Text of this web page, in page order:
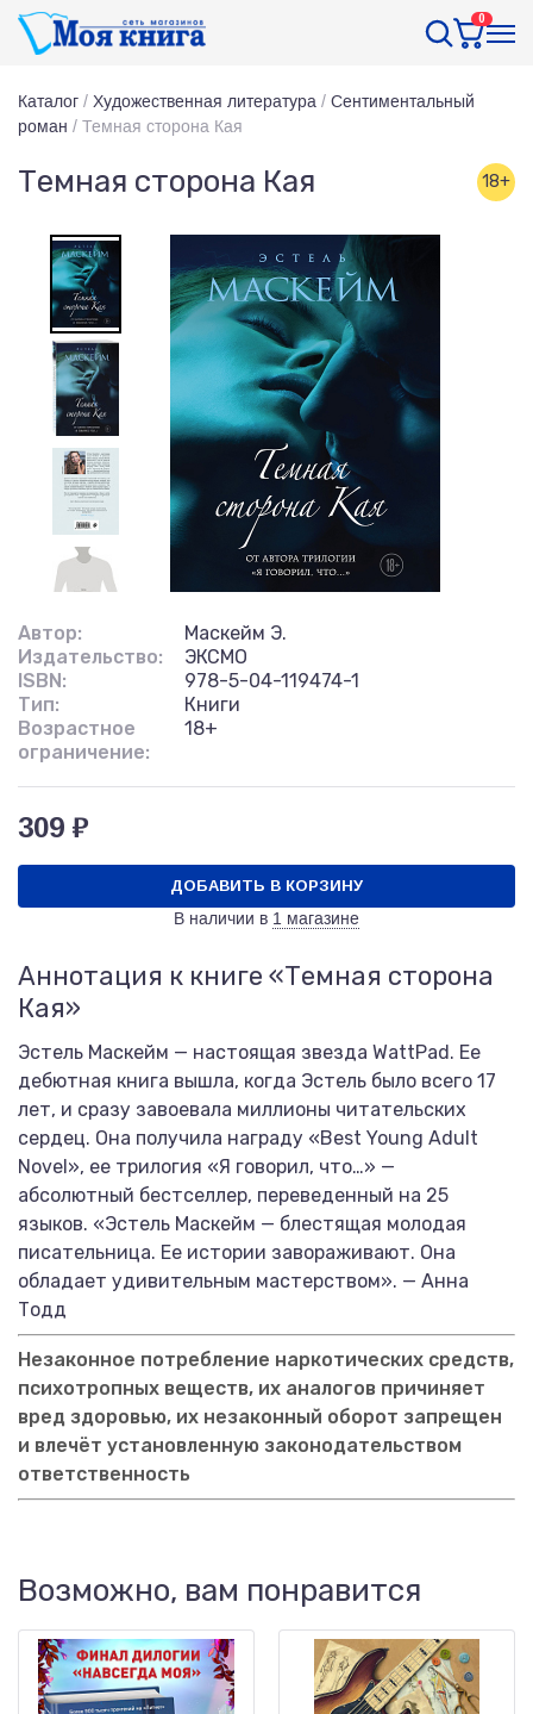
0
Каталог / Художественная литература / Сентиментальный
роман / Темная сторона Кая
Темная сторона Кая 18+
Автор:
Маскейм Э.
Издательство:
ЭКСМО
ISBN:
978-5-04-119474-1
Тип:
Книги
Возрастное
ограничение:
18+
309 ₽
ДОБАВИТЬ В КОРЗИНУ
В наличии в 1 магазине
Аннотация к книге «Темная сторона
Кая»
Эстель Маскейм — настоящая звезда WattPad. Ее
дебютная книга вышла, когда Эстель было всего 17
лет, и сразу завоевала миллионы читательских
сердец. Она получила награду «Best Young Adult
Novel», ее трилогия «Я говорил, что…» —
абсолютный бестселлер, переведенный на 25
языков. «Эстель Маскейм — блестящая молодая
писательница. Ее истории завораживают. Она
обладает удивительным мастерством». — Анна
Тодд
Незаконное потребление наркотических средств,
психотропных веществ, их аналогов причиняет
вред здоровью, их незаконный оборот запрещен
и влечёт установленную законодательством
ответственность
Возможно, вам понравится